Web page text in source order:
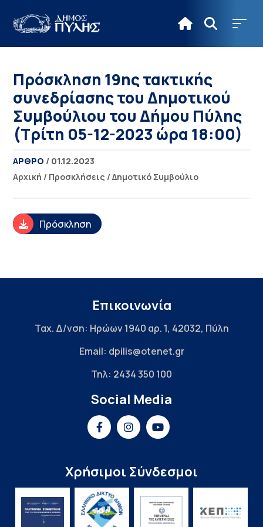
Πρόσκληση 19ης τακτικής
συνεδρίασης του Δημοτικού
Συμβούλιου του Δήμου Πύλης
(Τρίτη 05-12-2023 ώρα 18:00)
ΑΡΘΡΟ / 01.12.2023
Αρχική / Προσκλήσεις /Δημοτικό Συμβούλιο
Πρόσκληση
Επικοινωνία
Ταχ. Δ/νση: Ηρώων 1940 αρ. 1, 42032, Πύλη
Email: dpilis@otenet.gr
Τηλ: 2434 350 100
Social Media
Χρήσιμοι Σύνδεσμοι